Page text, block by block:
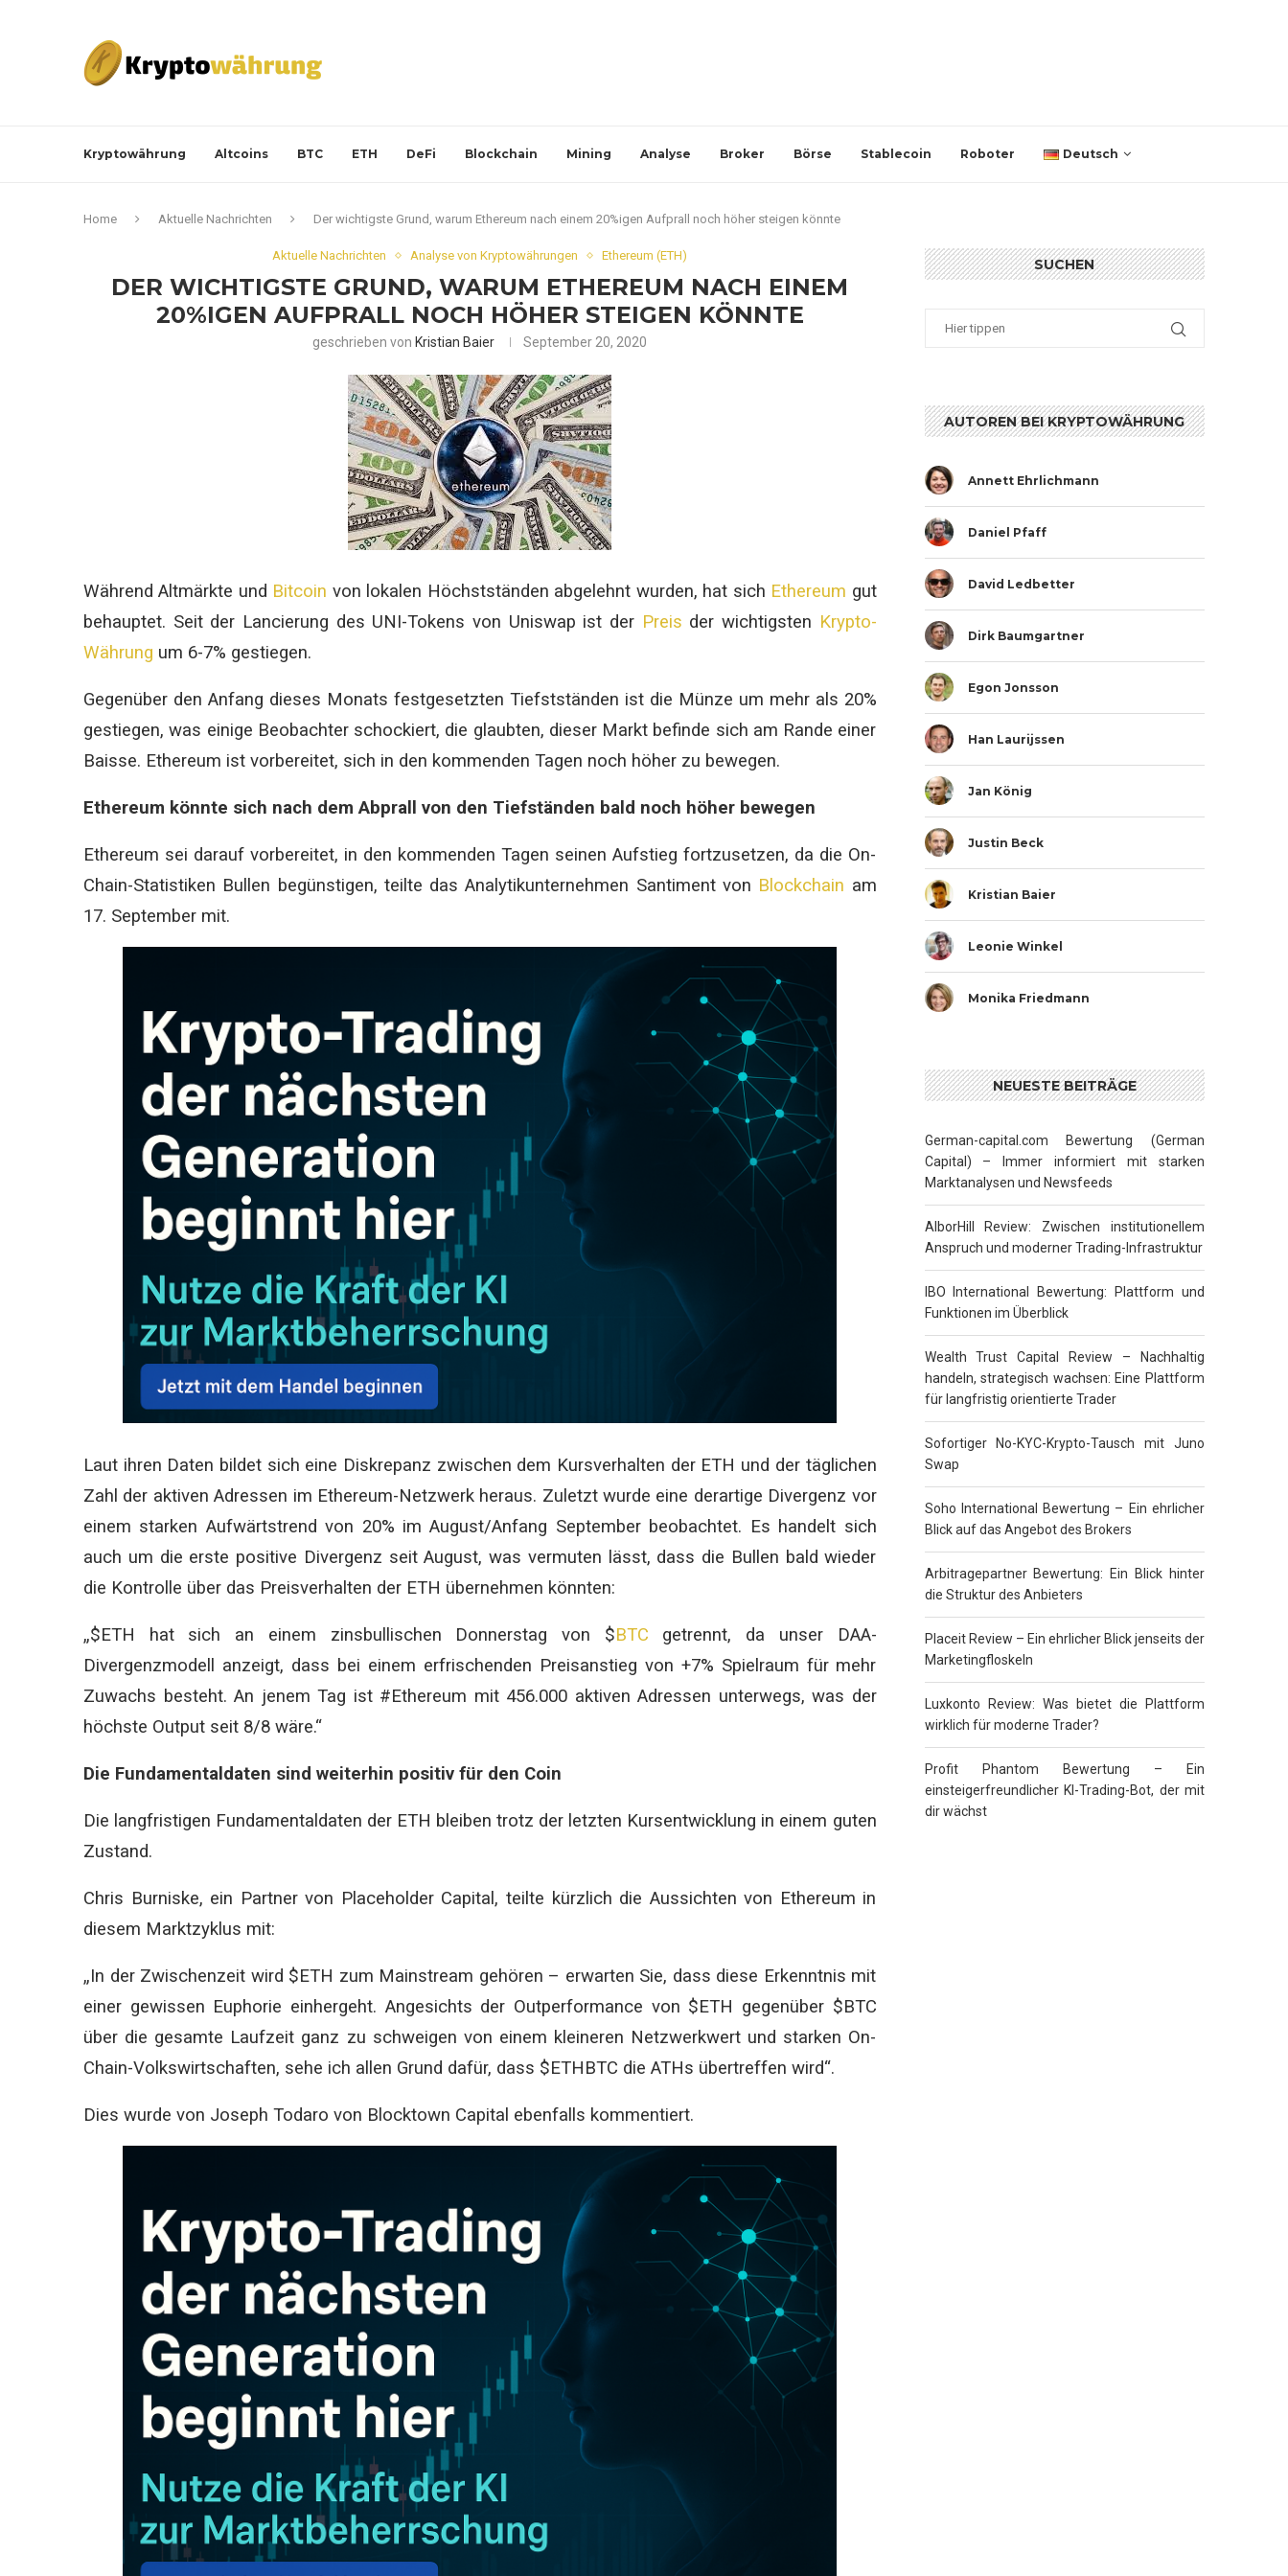
Kryptowährung Altcoins BTC ETH DeFi Blockchain Mining Analyse Broker Börse Stablecoin Roboter Deutsch
Home Aktuelle Nachrichten Der wichtigste Grund, warum Ethereum nach einem 20%igen Aufprall noch höher steigen könnte
Aktuelle Nachrichten Analyse von Kryptowährungen Ethereum (ETH)
DER WICHTIGSTE GRUND, WARUM ETHEREUM NACH EINEM
20%IGEN AUFPRALL NOCH HÖHER STEIGEN KÖNNTE
geschrieben von Kristian Baier September 20, 2020
Während Altmärkte und Bitcoin von lokalen Höchstständen abgelehnt wurden, hat sich Ethereum gut
behauptet. Seit der Lancierung des UNI-Tokens von Uniswap ist der Preis der wichtigsten Krypto-
Währung um 6-7% gestiegen.
Gegenüber den Anfang dieses Monats festgesetzten Tiefstständen ist die Münze um mehr als 20%
gestiegen, was einige Beobachter schockiert, die glaubten, dieser Markt befinde sich am Rande einer
Baisse. Ethereum ist vorbereitet, sich in den kommenden Tagen noch höher zu bewegen.
Ethereum könnte sich nach dem Abprall von den Tiefständen bald noch höher bewegen
Ethereum sei darauf vorbereitet, in den kommenden Tagen seinen Aufstieg fortzusetzen, da die On-
Chain-Statistiken Bullen begünstigen, teilte das Analytikunternehmen Santiment von Blockchain am
17. September mit.
Laut ihren Daten bildet sich eine Diskrepanz zwischen dem Kursverhalten der ETH und der täglichen
Zahl der aktiven Adressen im Ethereum-Netzwerk heraus. Zuletzt wurde eine derartige Divergenz vor
einem starken Aufwärtstrend von 20% im August/Anfang September beobachtet. Es handelt sich
auch um die erste positive Divergenz seit August, was vermuten lässt, dass die Bullen bald wieder
die Kontrolle über das Preisverhalten der ETH übernehmen könnten:
„$ETH hat sich an einem zinsbullischen Donnerstag von $BTC getrennt, da unser DAA-
Divergenzmodell anzeigt, dass bei einem erfrischenden Preisanstieg von +7% Spielraum für mehr
Zuwachs besteht. An jenem Tag ist #Ethereum mit 456.000 aktiven Adressen unterwegs, was der
höchste Output seit 8/8 wäre.“
Die Fundamentaldaten sind weiterhin positiv für den Coin
Die langfristigen Fundamentaldaten der ETH bleiben trotz der letzten Kursentwicklung in einem guten
Zustand.
Chris Burniske, ein Partner von Placeholder Capital, teilte kürzlich die Aussichten von Ethereum in
diesem Marktzyklus mit:
„In der Zwischenzeit wird $ETH zum Mainstream gehören – erwarten Sie, dass diese Erkenntnis mit
einer gewissen Euphorie einhergeht. Angesichts der Outperformance von $ETH gegenüber $BTC
über die gesamte Laufzeit ganz zu schweigen von einem kleineren Netzwerkwert und starken On-
Chain-Volkswirtschaften, sehe ich allen Grund dafür, dass $ETHBTC die ATHs übertreffen wird“.
Dies wurde von Joseph Todaro von Blocktown Capital ebenfalls kommentiert.
SUCHEN
AUTOREN BEI KRYPTOWÄHRUNG
Annett Ehrlichmann
Daniel Pfaff
David Ledbetter
Dirk Baumgartner
Egon Jonsson
Han Laurijssen
Jan König
Justin Beck
Kristian Baier
Leonie Winkel
Monika Friedmann
NEUESTE BEITRÄGE
German-capital.com Bewertung (German
Capital) – Immer informiert mit starken
Marktanalysen und Newsfeeds
AlborHill Review: Zwischen institutionellem
Anspruch und moderner Trading-Infrastruktur
IBO International Bewertung: Plattform und
Funktionen im Überblick
Wealth Trust Capital Review – Nachhaltig
handeln, strategisch wachsen: Eine Plattform
für langfristig orientierte Trader
Sofortiger No-KYC-Krypto-Tausch mit Juno
Swap
Soho International Bewertung – Ein ehrlicher
Blick auf das Angebot des Brokers
Arbitragepartner Bewertung: Ein Blick hinter
die Struktur des Anbieters
Placeit Review – Ein ehrlicher Blick jenseits der
Marketingfloskeln
Luxkonto Review: Was bietet die Plattform
wirklich für moderne Trader?
Profit Phantom Bewertung – Ein
einsteigerfreundlicher KI-Trading-Bot, der mit
dir wächst